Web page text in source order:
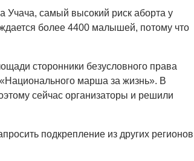
самый высокий риск аборта у
более 4400 малышей, потому что
сторонники безусловного права
марша за жизнь». В
сейчас организаторы и решили
подкрепление из других регионов